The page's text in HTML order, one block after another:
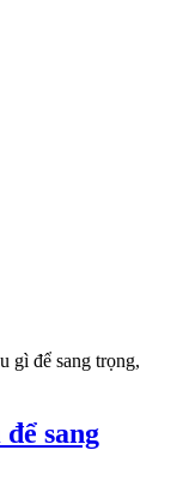
gì để sang trọng,
sang